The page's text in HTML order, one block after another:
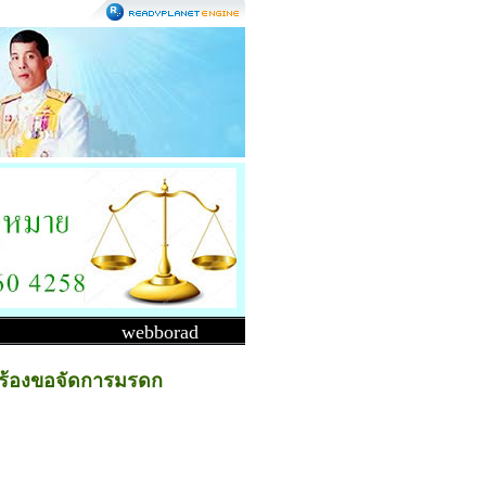
webborad
องขอจัดการมรดก